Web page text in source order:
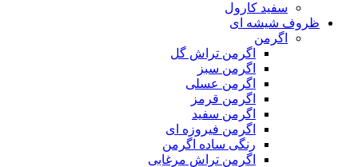
سفید کارول
ظروف شیشه ای
اگرمن
اگرمن تراش گل
اگرمن سبز
اگرمن عسلی
اگرمن قرمز
اگرمن سفید
اگرمن فیروزه ای
رنگی ساده اگرمن
اگرمن تراش مرغابی